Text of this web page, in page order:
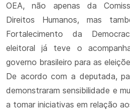
OEA, não apenas da
Direitos Humanos, mas
Fortalecimento da
eleitoral já teve o
governo brasileiro para as
De acordo com a deputada,
demonstraram sensibilidade e
a tomar iniciativas em relação